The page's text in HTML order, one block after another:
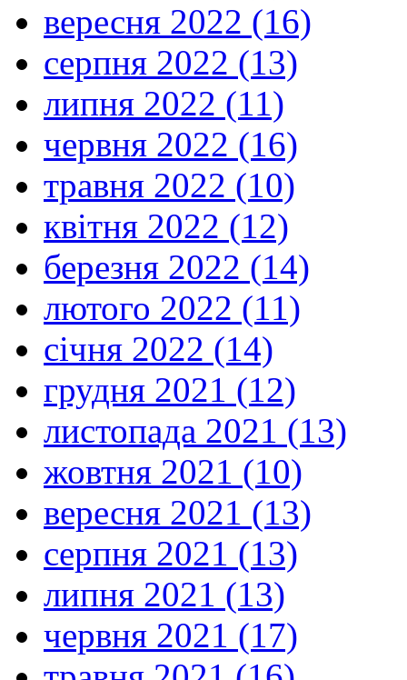
вересня 2022 (16)
серпня 2022 (13)
липня 2022 (11)
червня 2022 (16)
травня 2022 (10)
квітня 2022 (12)
березня 2022 (14)
лютого 2022 (11)
січня 2022 (14)
грудня 2021 (12)
листопада 2021 (13)
жовтня 2021 (10)
вересня 2021 (13)
серпня 2021 (13)
липня 2021 (13)
червня 2021 (17)